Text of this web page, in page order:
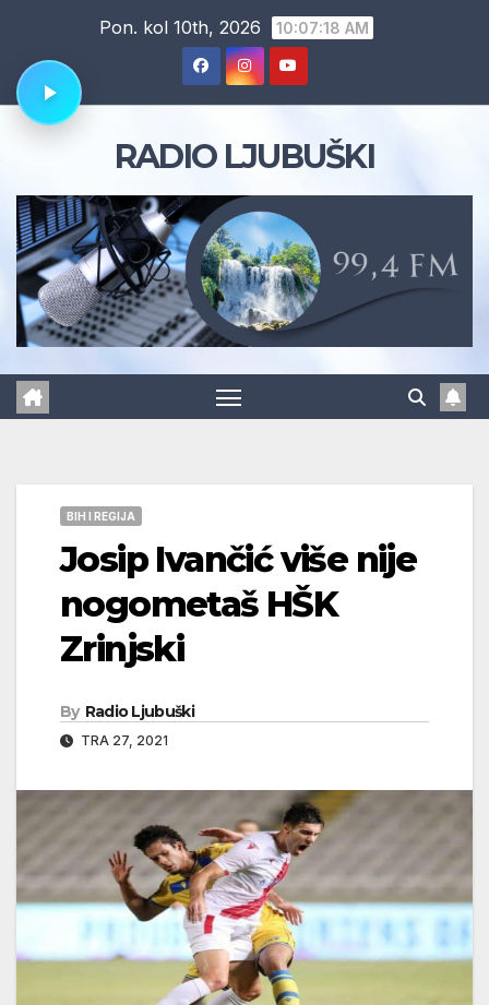
content
Pon. kol 10th, 2026 10:07:19 AM
RADIO LJUBUŠKI
BIH I REGIJA
Josip Ivančić više nije
nogometaš HŠK
Zrinjski
By Radio Ljubuški
TRA 27, 2021